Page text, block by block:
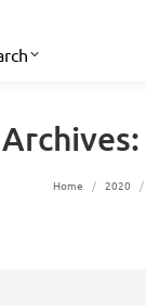
You are here:
Home 2020